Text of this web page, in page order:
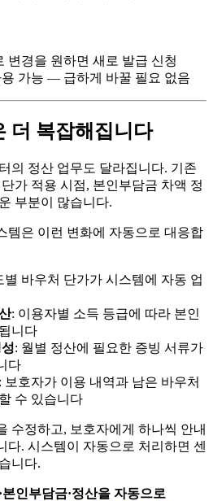
변경을 원하면 새로 발급 신청
가능 — 급하게 바꿀 필요 없음
더 복잡해집니다
의 정산 업무도 달라집니다. 기존
가 적용 시점, 본인부담금 차액 정
부분이 많습니다.
템은 이런 변화에 자동으로 대응합
별 바우처 단가가 시스템에 자동 업
: 이용자별 소득 등급에 따라 본인
니다
: 월별 정산에 필요한 증빙 서류가
다
: 보호자가 이용 내역과 남은 바우처
수 있습니다
수정하고, 보호자에게 하나씩 안내
다. 시스템이 자동으로 처리하면 센
니다.
인부담금·정산을 자동으로